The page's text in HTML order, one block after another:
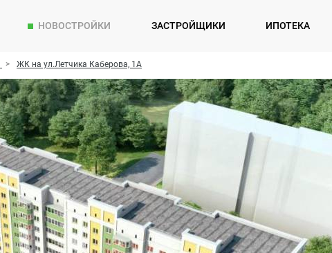
НОВОСТРОЙКИ ЗАСТРОЙЩИКИ ИПОТЕКА
ЖК на ул.Летчика Каберова, 1А